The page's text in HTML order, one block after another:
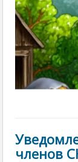
членов